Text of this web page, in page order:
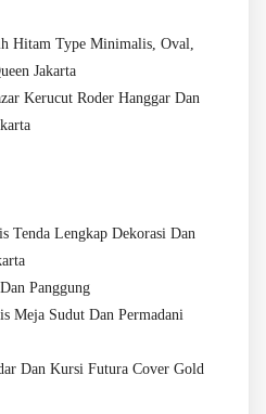
Hitam Type Minimalis, Oval,
Jakarta
Kerucut Roder Hanggar Dan
Tenda Lengkap Dekorasi Dan
Panggung
Meja Sudut Dan Permadani
Dan Kursi Futura Cover Gold